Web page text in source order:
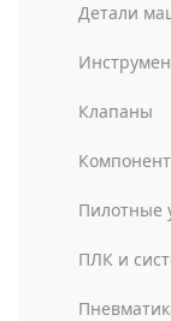
Детали
Клапаны
Пилотные
ПЛК и